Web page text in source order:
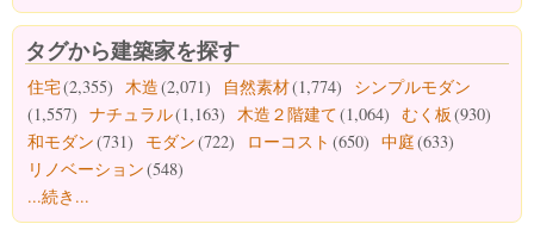
タグから建築家を探す
住宅(2,355) 木造(2,071) 自然素材(1,774)
シンプルモダン
(1,557) ナチュラル(1,163) 木造２階建て(1,064) むく板 (930)
和モダン(731) モダン(722) ローコスト (650) 中庭(633)
リノベーション(548)
...続き...